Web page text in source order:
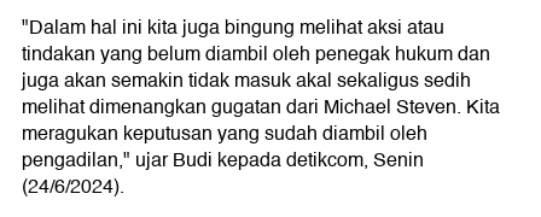
"Dalam hal ini kita juga bingung melihat aksi atau
tindakan yang belum diambil oleh penegak hukum dan
juga akan semakin tidak masuk akal sekaligus sedih
melihat dimenangkan gugatan dari Michael Steven. Kita
meragukan keputusan yang sudah diambil oleh
pengadilan," ujar Budi kepada detikcom, Senin
(24/6/2024).